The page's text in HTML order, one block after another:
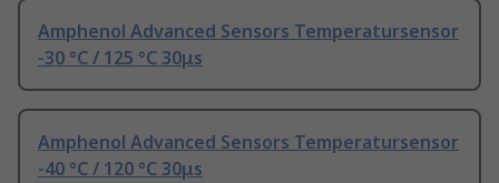
Amphenol Advanced Sensors Temperatursensor
-30 °C / 125 °C 30μs
Amphenol Advanced Sensors Temperatursensor
-40 °C / 120 °C 30μs